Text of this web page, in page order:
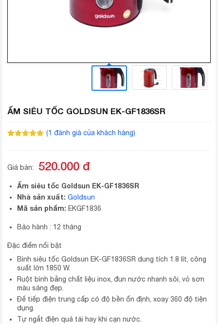
ẤM SIÊU TỐC GOLDSUN EK-GF1836SR
(1 đánh giá của khách hàng)
Giá bán: 520.000 đ
Ấm siêu tốc Goldsun EK-GF1836SR
Nhà sản xuất: Goldsun
Mã sản phẩm: EKGF1836
Bảo hành : 12 tháng
Đặc điểm nổi bật
Bình siêu tốc Goldsun EK-GF1836SR dung tích 1.8 lít, công
suất lớn 1850 W.
Ruột bình bằng chất liệu inox, đun nước nhanh sôi, vỏ sơn
màu sáng đẹp.
Đế tiếp điện trung cấp có độ bền ổn định, xoay 360 độ tiện
dụng.
Tự ngắt điện quá tải hay khi cạn nước.